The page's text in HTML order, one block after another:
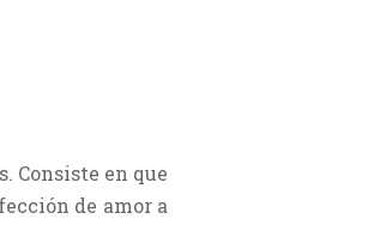
Consiste en que
de amor a